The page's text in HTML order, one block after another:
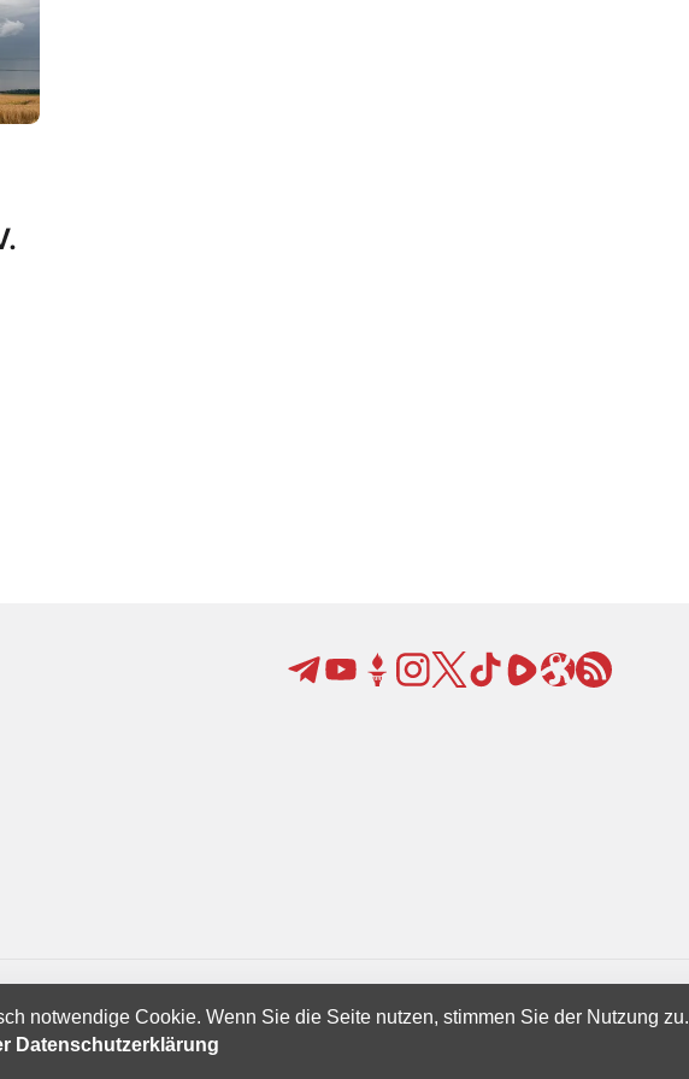
Published apolut Creatives Ltd.
notwendige Cookie. Wenn Sie die Seite nutzen, stimmen Sie der Nutzung zu.
Datenschutzerklärung